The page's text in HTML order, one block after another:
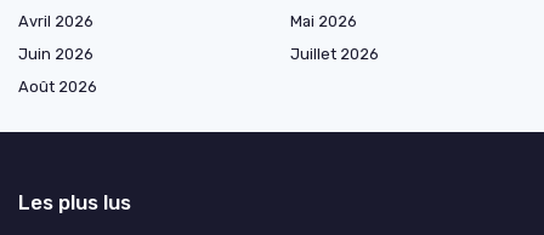
Avril 2026
Mai 2026
Juin 2026
Juillet 2026
Août 2026
Les plus lus